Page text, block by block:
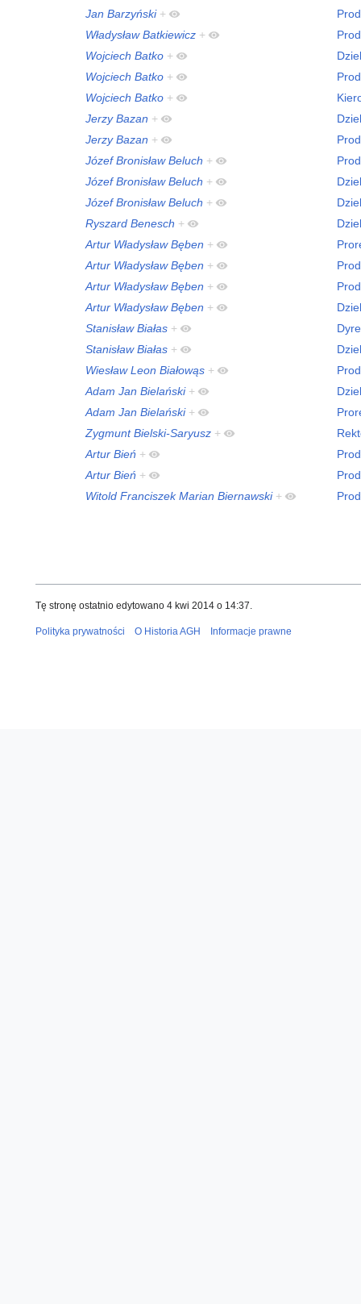
Jan Barzyński +
Władysław Batkiewicz +
Wojciech Batko +
Wojciech Batko +
Wojciech Batko +
Jerzy Bazan +
Jerzy Bazan +
Józef Bronisław Beluch +
Józef Bronisław Beluch +
Józef Bronisław Beluch +
Ryszard Benesch +
Artur Władysław Bęben +
Artur Władysław Bęben +
Artur Władysław Bęben +
Artur Władysław Bęben +
Stanisław Białas +
Stanisław Białas +
Wiesław Leon Białowąs +
Adam Jan Bielański +
Adam Jan Bielański +
Zygmunt Bielski-Saryusz +
Artur Bień +
Artur Bień +
Witold Franciszek Marian Biernawski +
Tę stronę ostatnio edytowano 4 kwi 2014 o 14:37.
Polityka prywatności O Historia AGH Informacje prawne